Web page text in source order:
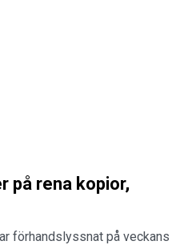
på rena kopior,
förhandslyssnat på veckans